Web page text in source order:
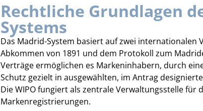
Rechtliche Grundlagen
Systems
Das Madrid-System basiert auf zwei internationalen
Abkommen von 1891 und dem Protokoll zum
Verträge ermöglichen es Markeninhabern, durch
Schutz gezielt in ausgewählten, im Antrag
Die WIPO fungiert als zentrale Verwaltungsstelle für
Markenregistrierungen.